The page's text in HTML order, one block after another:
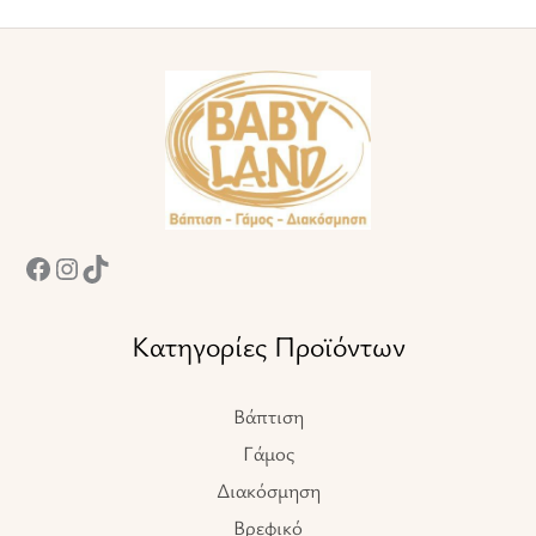
Κατηγορίες Προϊόντων
Βάπτιση
Γάμος
Διακόσμηση
Βρεφικό